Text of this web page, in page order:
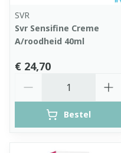
SVR
Svr Sensifine Creme
A/roodheid 40ml
€ 24,70
Bestel